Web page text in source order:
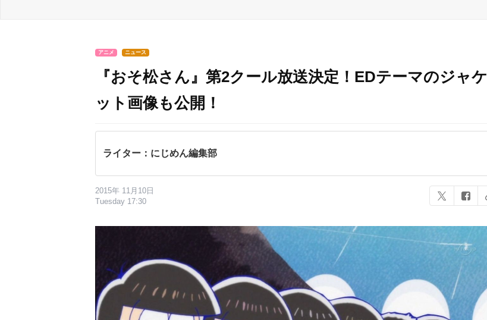
アニメ ニュース
『おそ松さん』第2クール放送決定！EDテーマのジャケ
ット画像も公開！
ライター：にじめん編集部
2015年 11月10日
Tuesday 17:30